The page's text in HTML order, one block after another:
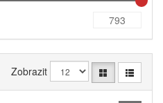
Zobrazit